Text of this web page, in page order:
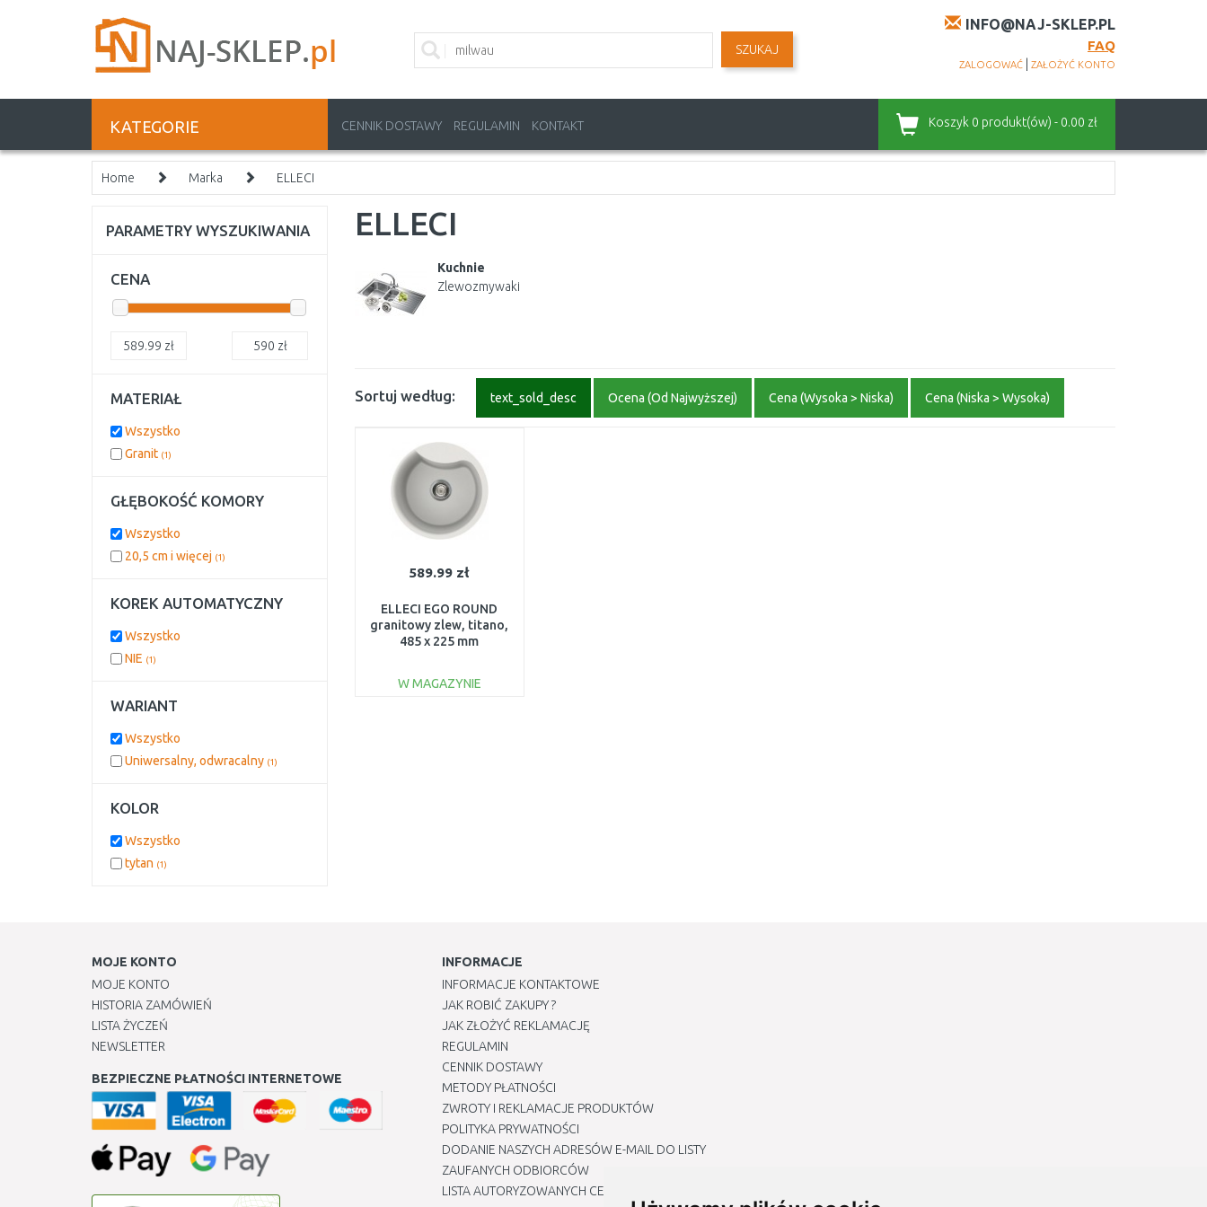
INFO@NAJ-SKLEP.PL
FAQ
ZALOGOWAĆ ZAŁOŻYĆ KONTO
SZUKAJ
KATEGORIE CENNIK DOSTAWY REGULAMIN KONTAKT Koszyk 0 produkt(ów) - 0.00 zł
Home Marka ELLECI
ELLECI
Kuchnie
Zlewozmywaki
Sortuj według: text_sold_desc Ocena (Od Najwyższej) Cena (Wysoka > Niska) Cena (Niska > Wysoka)
589.99 zł
ELLECI EGO ROUND
granitowy zlew, titano,
485 x 225 mm
W MAGAZYNIE
PARAMETRY WYSZUKIWANIA
CENA
589.99 zł 590 zł
MATERIAŁ
Wszystko
Granit (1)
GŁĘBOKOŚĆ KOMORY
Wszystko
20,5 cm i więcej (1)
KOREK AUTOMATYCZNY
Wszystko
NIE (1)
WARIANT
Wszystko
Uniwersalny, odwracalny (1)
KOLOR
Wszystko
tytan (1)
MOJE KONTO
MOJE KONTO
HISTORIA ZAMÓWIEŃ
LISTA ŻYCZEŃ
NEWSLETTER
BEZPIECZNE PŁATNOŚCI INTERNETOWE
INFORMACJE
INFORMACJE KONTAKTOWE
JAK ROBIĆ ZAKUPY ?
JAK ZŁOŻYĆ REKLAMACJĘ
REGULAMIN
CENNIK DOSTAWY
METODY PŁATNOŚCI
ZWROTY I REKLAMACJE PRODUKTÓW
POLITYKA PRYWATNOŚCI
DODANIE NASZYCH ADRESÓW E-MAIL DO LISTY
ZAUFANYCH ODBIORCÓW
LISTA AUTORYZOWANYCH CENTRÓW SERWISOWYCH